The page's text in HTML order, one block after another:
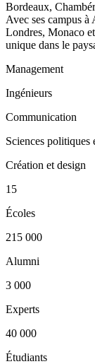
Bordeaux,
Avec ses campus
Londres, Monaco
unique dans le
Management
Ingénieurs
Communication
Sciences politiques
Création et design
15
Écoles
215 000
Alumni
3 000
Experts
40 000
Étudiants